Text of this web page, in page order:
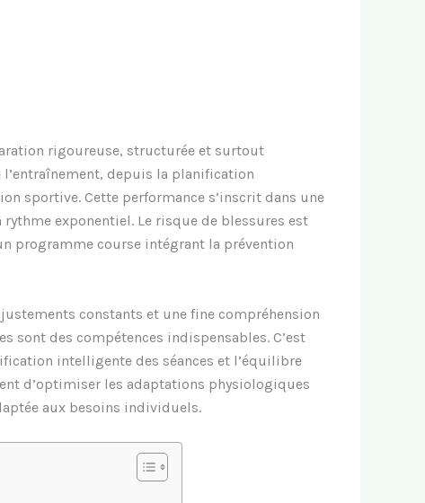
rigoureuse, structurée et surtout
depuis la planification
sportive. Cette performance s’inscrit dans une
exponentiel. Le risque de blessures est
programme course intégrant la prévention
constants et une fine compréhension
sont des compétences indispensables. C’est
intelligente des séances et l’équilibre
d’optimiser les adaptations physiologiques
aux besoins individuels.